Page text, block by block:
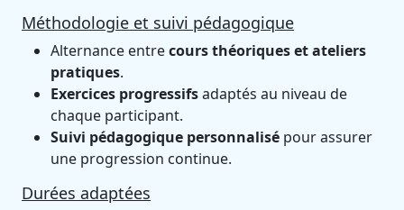
Méthodologie et suivi pédagogique
Alternance entrecours théoriques et ateliers
pratiques.
Exercices progressifsadaptés au niveau de
chaque participant.
Suivi pédagogique personnalisé pour assurer
une progression continue.
Durées adaptées